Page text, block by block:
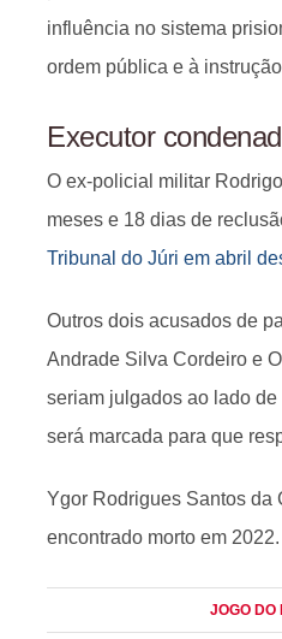
influência no sistema
ordem pública e à
Executor
O ex-policial militar
meses e 18 dias de
Tribunal do Júri em abril
Outros dois acusados de
Andrade Silva Cordeiro e
seriam julgados ao lado
será marcada para que
Ygor Rodrigues Santos da
encontrado morto em 2022.
JOGO DO